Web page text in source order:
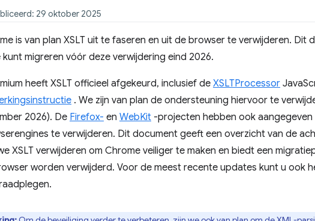
29 oktober 2025
is van plan XSLT uit te faseren en uit de browser te verwijderen. Dit
migreren vóór deze verwijdering eind 2026.
heeft XSLT officieel afgekeurd, inclusief de XSLTProcessor
. We zijn van plan de ondersteuning hiervoor te
2026). De Firefox- en WebKit -projecten hebben ook aangegeven
te verwijderen. Dit document geeft een overzicht van de
XSLT verwijderen om Chrome veiliger te maken en biedt een
worden verwijderd. Voor de meest recente updates kunt u ook